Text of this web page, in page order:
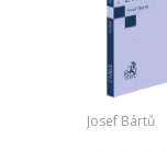
Josef Bártů